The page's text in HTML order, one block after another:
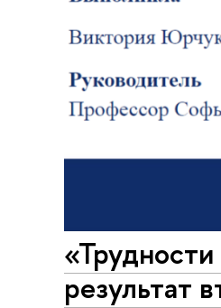
результат